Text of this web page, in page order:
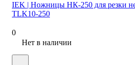
IEK | Ножницы НК-250 для резки
TLK10-250
0
Нет в наличии